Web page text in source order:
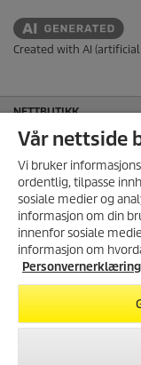
.
Created with AI
NETTBUTIKK
BETALINGSMETODER
KUNDESERVICE
GENERELL
HOVEDKONTOR
Cookie Policy
Vår nettside
Vi bruker
ordentlig, tilpasse
sosiale medier og
informasjon om din
innenfor sosiale
informasjon om
Personvernerklæring